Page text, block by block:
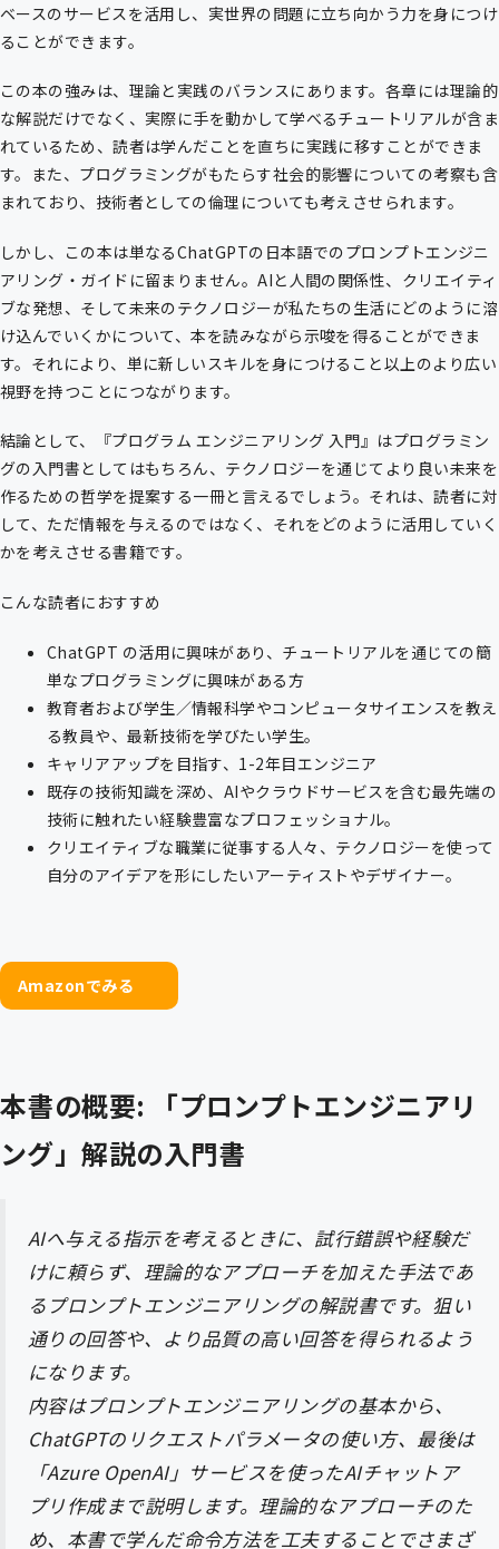
ベースのサービスを活用し、実世界の問題に立ち向かう力を身につけ
ることができます。
この本の強みは、理論と実践のバランスにあります。各章には理論的
な解説だけでなく、実際に手を動かして学べるチュートリアルが含ま
れているため、読者は学んだことを直ちに実践に移すことができま
す。また、プログラミングがもたらす社会的影響についての考察も含
まれており、技術者としての倫理についても考えさせられます。
しかし、この本は単なるChatGPTの日本語でのプロンプトエンジニ
アリング・ガイドに留まりません。AIと人間の関係性、クリエイティ
ブな発想、そして未来のテクノロジーが私たちの生活にどのように溶
け込んでいくかについて、本を読みながら示唆を得ることができま
す。それにより、単に新しいスキルを身につけること以上のより広い
視野を持つことにつながります。
結論として、『プログラム エンジニアリング 入門』はプログラミン
グの入門書としてはもちろん、テクノロジーを通じてより良い未来を
作るための哲学を提案する一冊と言えるでしょう。それは、読者に対
して、ただ情報を与えるのではなく、それをどのように活用していく
かを考えさせる書籍です。
こんな読者におすすめ
ChatGPT の活用に興味があり、チュートリアルを通じての簡
単なプログラミングに興味がある方
教育者および学生／情報科学やコンピュータサイエンスを教え
る教員や、最新技術を学びたい学生。
キャリアアップを目指す、1-2年目エンジニア
既存の技術知識を深め、AIやクラウドサービスを含む最先端の
技術に触れたい経験豊富なプロフェッショナル。
クリエイティブな職業に従事する人々、テクノロジーを使って
自分のアイデアを形にしたいアーティストやデザイナー。
Amazonでみる
本書の概要: 「プロンプトエンジニアリ
ング」解説の入門書
AIへ与える指示を考えるときに、試行錯誤や経験だ
けに頼らず、理論的なアプローチを加えた手法であ
るプロンプトエンジニアリングの解説書です。狙い
通りの回答や、より品質の高い回答を得られるよう
になります。
内容はプロンプトエンジニアリングの基本から、
ChatGPTのリクエストパラメータの使い方、最後は
「Azure OpenAI」サービスを使ったAIチャットア
プリ作成まで説明します。理論的なアプローチのた
め、本書で学んだ命令方法を工夫することでさまざ